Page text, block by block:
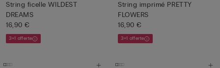
String ficelle WILDEST
DREAMS
16,90 €
3+1 offerte
String imprimé PRETTY
FLOWERS
16,90 €
3+1 offerte